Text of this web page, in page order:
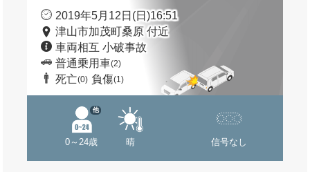
2019年5月12日(日)16:51
津山市加茂町桑原 付近
車両相互 小破事故
普通乗用車(2)
死亡(0) 負傷(1)
0～24歳
他
晴 信号なし